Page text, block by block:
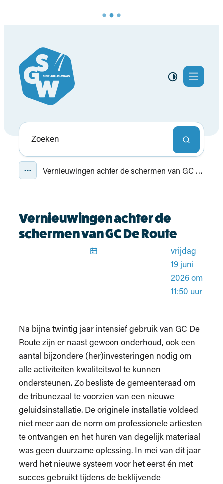
Naar wat ben je op zoek? Zoeken
HoogMenu
Toon alle broodkruimel items
Vernieuwingen achter de schermen van GC De Route
Vernieuwingen achter de
schermen van GC De Route
vrijdag
19 juni
2026 om
11:50 uur
Na bijna twintig jaar intensief gebruik van GC De
Route zijn er naast gewoon onderhoud, ook een
aantal bijzondere (her)investeringen nodig om
alle activiteiten kwaliteitsvol te kunnen
ondersteunen. Zo besliste de gemeenteraad om
de tribunezaal te voorzien van een nieuwe
geluidsinstallatie. De originele installatie voldeed
niet meer aan de norm om professionele artiesten
te ontvangen en het huren van degelijk materiaal
was geen duurzame oplossing. In mei van dit jaar
werd het nieuwe systeem voor het eerst én met
succes gebruikt tijdens de beklijvende